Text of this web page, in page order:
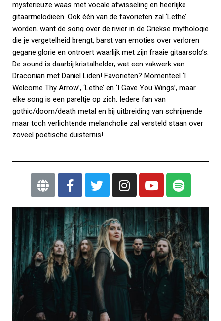
mysterieuze waas met vocale afwisseling en heerlijke
gitaarmelodieën. Ook één van de favorieten zal ‘Lethe’
worden, want de song over de rivier in de Griekse mythologie
die je vergetelheid brengt, barst van emoties over verloren
gegane glorie en ontroert waarlijk met zijn fraaie gitaarsolo’s.
De sound is daarbij kristalhelder, wat een vakwerk van
Draconian met Daniel Liden! Favorieten? Momenteel ‘I
Welcome Thy Arrow’, ‘Lethe’ en ‘I Gave You Wings’, maar
elke song is een pareltje op zich. Iedere fan van
gothic/doom/death metal en bij uitbreiding van schrijnende
maar toch verlichtende melancholie zal versteld staan over
zoveel poëtische duisternis!